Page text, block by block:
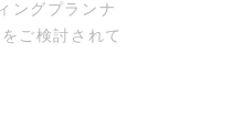
ングプランナ
ご検討されて